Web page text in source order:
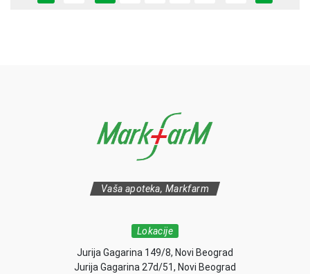
Vaša apoteka, Markfarm
Lokacije
Jurija Gagarina 149/8, Novi Beograd
Jurija Gagarina 27d/51, Novi Beograd